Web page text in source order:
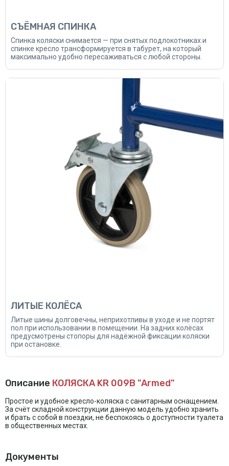
СЪЁМНАЯ СПИНКА
Спинка коляски снимается — при снятых подлокотниках и
спинке кресло трансформируется в табурет, на который
максимально удобно пересаживаться с любой стороны.
ЛИТЫЕ КОЛЁСА
Литые шины долговечны, неприхотливы в уходе и не портят
пол при использовании в помещении. На задних колёсах
предусмотрены стопоры для надёжной фиксации коляски
при остановке.
Описание КОЛЯСКА KR 009В "Armed"
Простое и удобное кресло-коляска с санитарным оснащением.
За счёт складной конструкции данную модель удобно хранить
и брать с собой в поездки, не беспокоясь о доступности туалета
в общественных местах.
Документы